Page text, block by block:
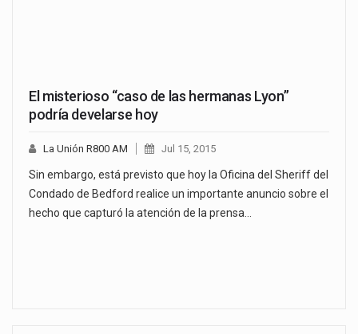
El misterioso “caso de las hermanas Lyon”
podría develarse hoy
La Unión R800 AM Jul 15, 2015
Sin embargo, está previsto que hoy la Oficina del Sheriff del
Condado de Bedford realice un importante anuncio sobre el
hecho que capturó la atención de la prensa…